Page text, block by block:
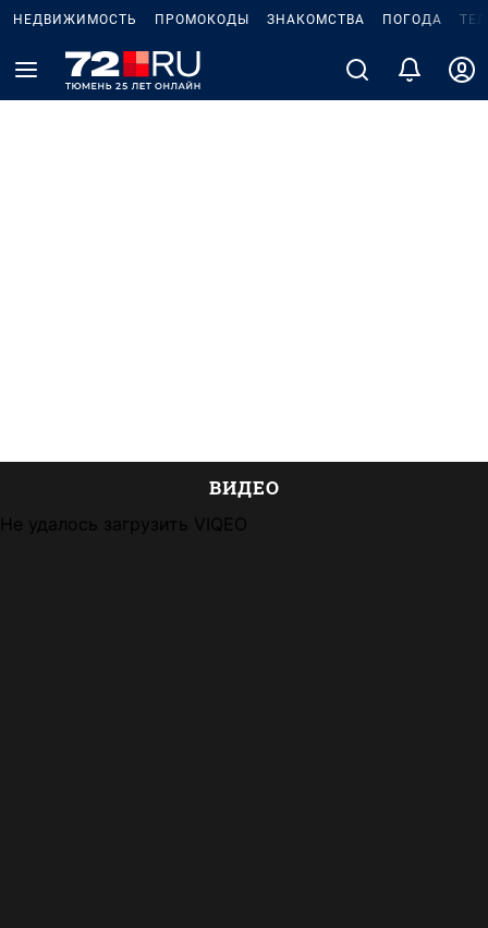
НЕДВИЖИМОСТЬ ПРОМОКОДЫ ЗНАКОМСТВА ПОГОДА
ВИДЕО
Не удалось загрузить VIQEO